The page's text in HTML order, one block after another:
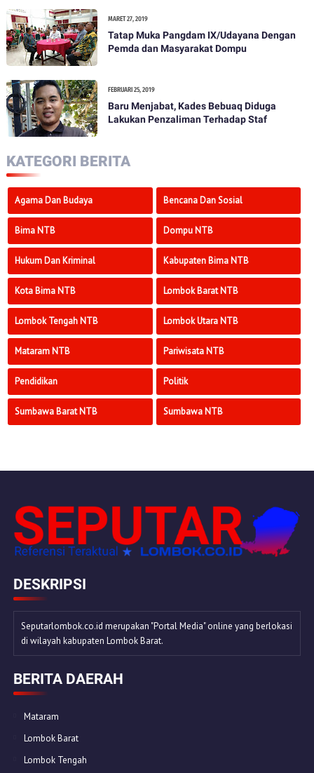
MARET 27, 2019
Tatap Muka Pangdam IX/Udayana Dengan
Pemda dan Masyarakat Dompu
FEBRUARI 25, 2019
Baru Menjabat, Kades Bebuaq Diduga
Lakukan Penzaliman Terhadap Staf
KATEGORI BERITA
Agama Dan Budaya Bencana Dan Sosial
Bima NTB Dompu NTB
Hukum Dan Kriminal Kabupaten Bima NTB
Kota Bima NTB Lombok Barat NTB
Lombok Tengah NTB Lombok Utara NTB
Mataram NTB Pariwisata NTB
Pendidikan Politik
Sumbawa Barat NTB Sumbawa NTB
DESKRIPSI
Seputarlombok.co.id merupakan "Portal Media" online yang berlokasi
di wilayah kabupaten Lombok Barat.
BERITA DAERAH
Mataram
Lombok Barat
Lombok Tengah